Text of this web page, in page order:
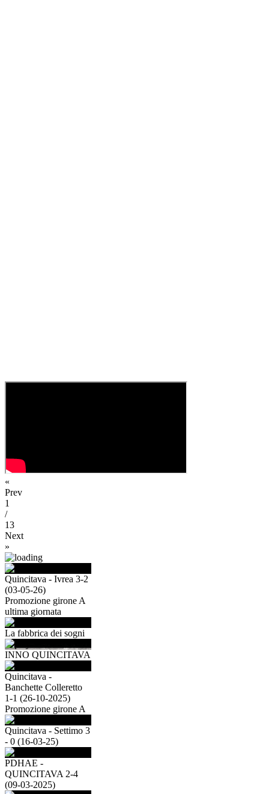
«
Prev
1
/
13
Next
»
Quincitava - Ivrea 3-2
(03-05-26)
Promozione girone A
ultima giornata
La fabbrica dei sogni
INNO QUINCITAVA
Quincitava -
Banchette Colleretto
1-1 (26-10-2025)
Promozione girone A
Quincitava - Settimo 3
- 0 (16-03-25)
PDHAE -
QUINCITAVA 2-4
(09-03-2025)